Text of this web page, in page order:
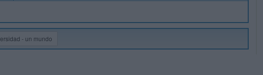
- un mundo